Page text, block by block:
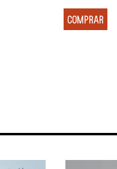
COMPRAR